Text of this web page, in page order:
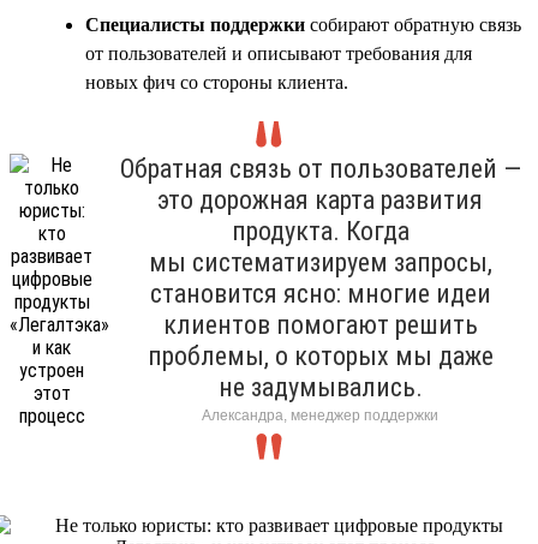
Специалисты поддержки собирают обратную связь
от пользователей и описывают требования для
новых фич со стороны клиента.
Обратная связь от пользователей —
это дорожная карта развития
продукта. Когда
мы систематизируем запросы,
становится ясно: многие идеи
клиентов помогают решить
проблемы, о которых мы даже
не задумывались.
Александра, менеджер поддержки